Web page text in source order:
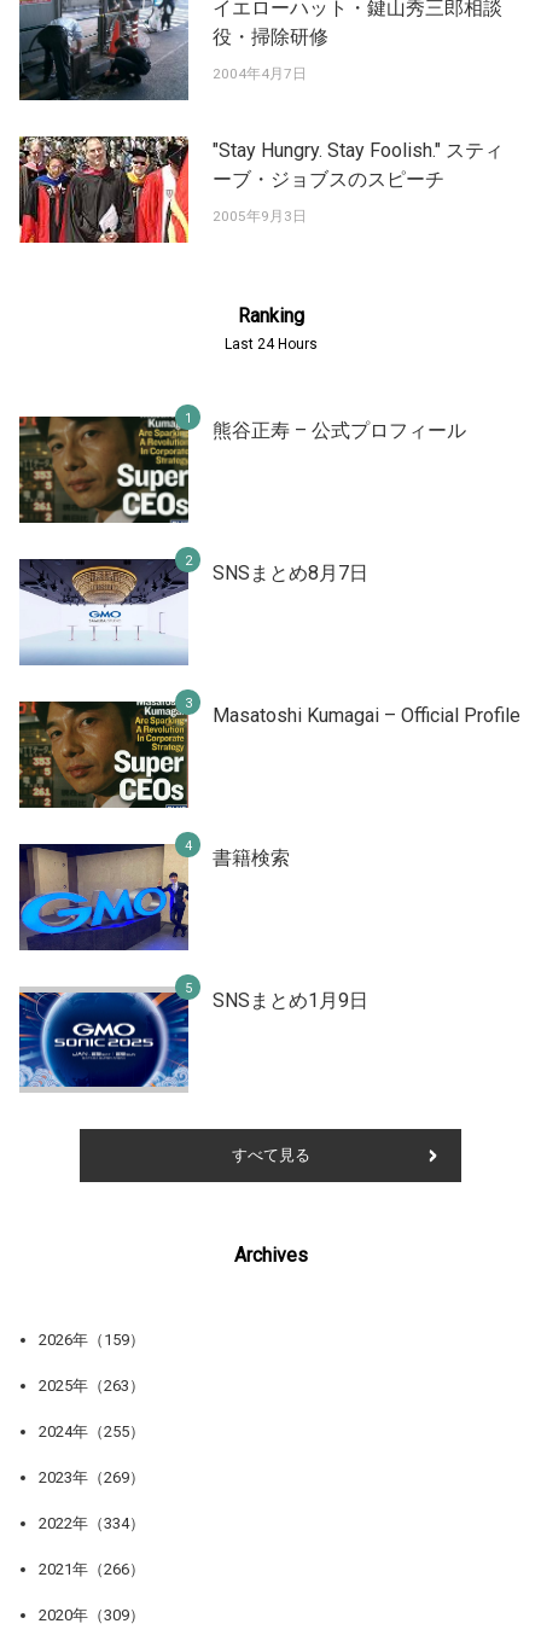
イエローハット・鍵山秀三郎相談
役・掃除研修
2004年4月7日
"Stay Hungry. Stay Foolish." スティ
ーブ・ジョブスのスピーチ
2005年9月3日
Ranking
Last 24 Hours
熊谷正寿 – 公式プロフィール
SNSまとめ8月7日
Masatoshi Kumagai – Official Profile
書籍検索
SNSまとめ1月9日
すべて見る
Archives
2026年（159）
2025年（263）
2024年（255）
2023年（269）
2022年（334）
2021年（266）
2020年（309）